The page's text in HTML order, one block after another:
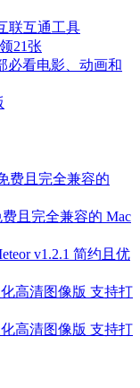
联互通工具
21张
必看电影、动画和
费且完全兼容的
且完全兼容的 Mac
v1.2.1 简约且优
高清图像版 支持打
高清图像版 支持打